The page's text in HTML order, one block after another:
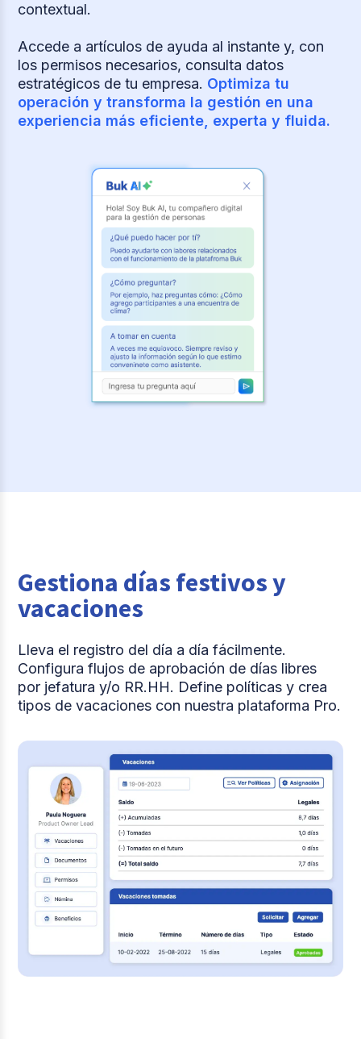
contextual.
Accede a artículos de ayuda al instante y, con
los permisos necesarios, consulta datos
estratégicos de tu empresa. Optimiza tu
operación y transforma la gestión en una
experiencia más eficiente, experta y fluida.
Gestiona días festivos y
vacaciones
Lleva el registro del día a día fácilmente.
Configura flujos de aprobación de días libres
por jefatura y/o RR.HH. Define políticas y crea
tipos de vacaciones con nuestra plataforma Pro.